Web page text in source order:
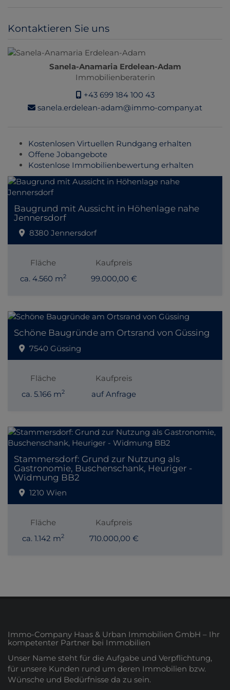
Kontaktieren Sie uns
Sanela-Anamaria Erdelean-Adam
Immobilienberaterin
+43 699 184 100 43
sanela.erdelean-adam@immo-company.at
Kostenlosen Virtuellen Rundgang erhalten
Offene Jobangebote
Kostenlose Immobilienbewertung erhalten
Baugrund mit Aussicht in Höhenlage nahe
Jennersdorf
8380 Jennersdorf
Fläche
ca. 4.560 m2
Kaufpreis
99.000,00 €
Schöne Baugründe am Ortsrand von Güssing
7540 Güssing
Fläche
ca. 5.166 m2
Kaufpreis
auf Anfrage
Stammersdorf: Grund zur Nutzung als
Gastronomie, Buschenschank, Heuriger -
Widmung BB2
1210 Wien
Fläche
ca. 1.142 m2
Kaufpreis
710.000,00 €
Immo-Company Haas & Urban Immobilien GmbH – Ihr
kompetenter Partner bei Immobilien
Unser Name steht für die Aufgabe und Verpflichtung,
für unsere Kunden rund um deren Immobilien bzw.
Wünsche und Bedürfnisse da zu sein.